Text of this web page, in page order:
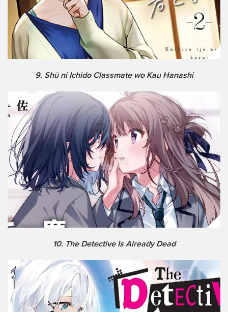
9. Shū ni Ichido Classmate wo Kau Hanashi
10. The Detective Is Already Dead